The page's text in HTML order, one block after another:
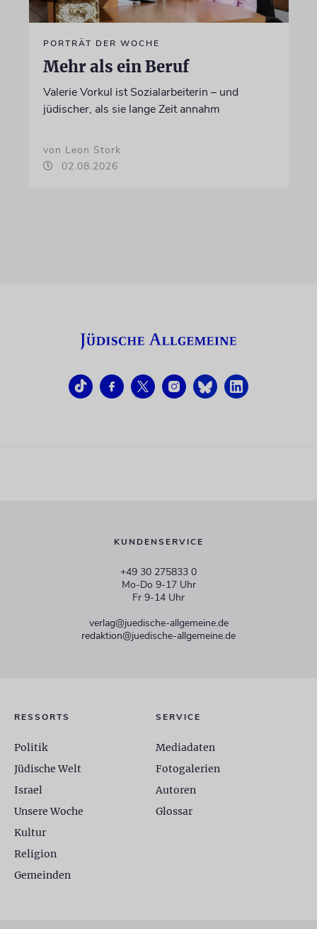
PORTRÄT DER WOCHE
Mehr als ein Beruf
Valerie Vorkul ist Sozialarbeiterin – und
jüdischer, als sie lange Zeit annahm
von Leon Stork
02.08.2026
KUNDENSERVICE
+49 30 275833 0
Mo-Do 9-17 Uhr
Fr 9-14 Uhr
verlag@juedische-allgemeine.de
redaktion@juedische-allgemeine.de
RESSORTS
Politik
Jüdische Welt
Israel
Unsere Woche
Kultur
Religion
Gemeinden
SERVICE
Mediadaten
Fotogalerien
Autoren
Glossar